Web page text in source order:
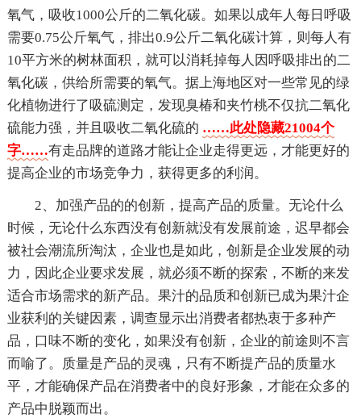
氧气，吸收1000公斤的二氧化碳。如果以成年人每日呼吸
需要0.75公斤氧气，排出0.9公斤二氧化碳计算，则每人有
10平方米的树林面积，就可以消耗掉每人因呼吸排出的二
氧化碳，供给所需要的氧气。据上海地区对一些常见的绿
化植物进行了吸硫测定，发现臭椿和夹竹桃不仅抗二氧化
硫能力强，并且吸收二氧化硫的 ……此处隐藏21004个
字……有走品牌的道路才能让企业走得更远，才能更好的
提高企业的市场竞争力，获得更多的利润。
2、加强产品的的创新，提高产品的质量。无论什么
时候，无论什么东西没有创新就没有发展前途，迟早都会
被社会潮流所淘汰，企业也是如此，创新是企业发展的动
力，因此企业要求发展，就必须不断的探索，不断的来发
适合市场需求的新产品。果汁的品质和创新已成为果汁企
业获利的关键因素，调查显示出消费者都热衷于多种产
品，口味不断的变化，如果没有创新，企业的前途则不言
而喻了。质量是产品的灵魂，只有不断提产品的质量水
平，才能确保产品在消费者中的良好形象，才能在众多的
产品中脱颖而出。